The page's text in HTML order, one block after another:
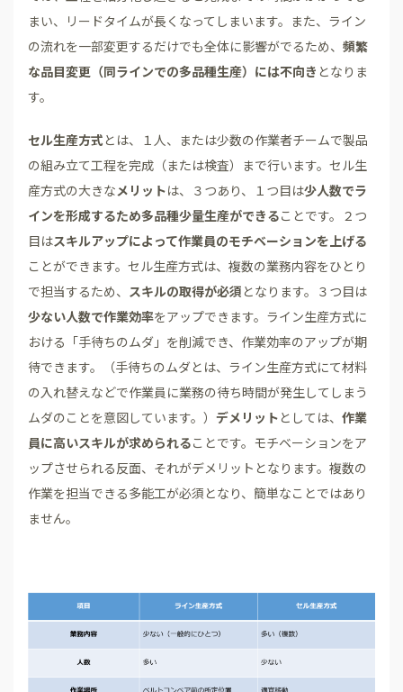
まい、リードタイムが長くなってしまいます。また、ライン
の流れを一部変更するだけでも全体に影響がでるため、 頻繁
な品目変更（同ラインでの多品種生産）には不向き となりま
す。
セル生産方式 とは、１人、または少数の作業者チームで製品
の組み立て工程を完成（または検査）まで行います。セル生
産方式の大きなメリットは、３つあり、１つ目は少人数でラ
インを形成するため多品種少量生産ができることです。２つ
目はスキルアップによって作業員のモチベーションを上げる
ことができます。セル生産方式は、複数の業務内容をひとり
で担当するため、 スキルの取得が必須 となります。３つ目は
少ない人数で作業効率をアップできます。ライン生産方式に
おける「手待ちのムダ」を削減でき、作業効率のアップが期
待できます。（手待ちのムダとは、ライン生産方式にて材料
の入れ替えなどで作業員に業務の待ち時間が発生してしまう
ムダのことを意図しています。） デメリット としては、 作業
員に高いスキルが求められることです。モチベーションをア
ップさせられる反面、それがデメリットとなります。複数の
作業を担当できる多能工が必須となり、簡単なことではあり
ません。